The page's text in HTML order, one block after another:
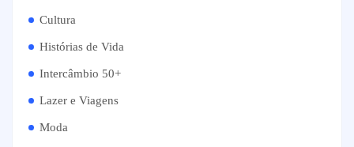
Cultura
Histórias de Vida
Intercâmbio 50+
Lazer e Viagens
Moda